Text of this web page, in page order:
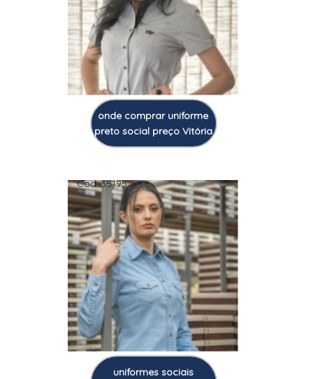
onde comprar uniforme
preto social preço Vitória
Cod.:35195
uniformes sociais